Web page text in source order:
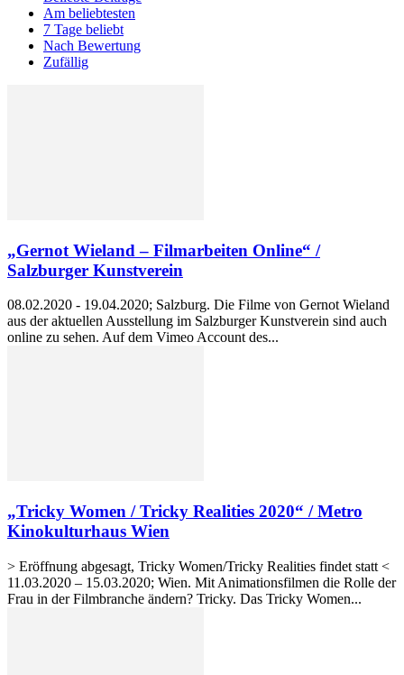
Am beliebtesten
7 Tage beliebt
Nach Bewertung
Zufällig
„Gernot Wieland – Filmarbeiten Online“ /
Salzburger Kunstverein
08.02.2020 - 19.04.2020; Salzburg. Die Filme von Gernot Wieland
aus der aktuellen Ausstellung im Salzburger Kunstverein sind auch
online zu sehen. Auf dem Vimeo Account des...
„Tricky Women / Tricky Realities 2020“ / Metro
Kinokulturhaus Wien
> Eröffnung abgesagt, Tricky Women/Tricky Realities findet statt <
11.03.2020 – 15.03.2020; Wien. Mit Animationsfilmen die Rolle der
Frau in der Filmbranche ändern? Tricky. Das Tricky Women...